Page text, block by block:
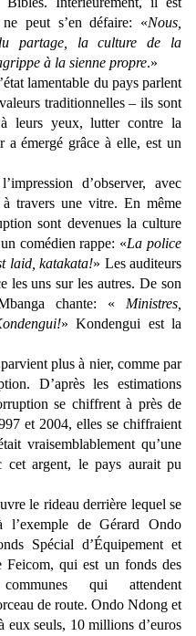
peut s’en défaire: «Nous,
partage, la culture de la
à la sienne propre.»
lamentable du pays parlent
traditionnelles – ils sont
leurs yeux, lutter contre la
émergé grâce à elle, est un
d’observer, avec
travers une vitre. En même
sont devenues la culture
comédien rappe: «La police
laid, katakata!» Les auditeurs
les uns sur les autres. De son
chante: « Ministres,
» Kondengui est la
plus à nier, comme par
D’après les estimations
se chiffrent à près de
et 2004, elles se chiffraient
vraisemblablement qu’une
cet argent, le pays aurait pu
le rideau derrière lequel se
l’exemple de Gérard Ondo
Spécial d’Équipement et
Feicom, qui est un fonds des
qui attendent
de route. Ondo Ndong et
eux seuls, 10 millions d’euros